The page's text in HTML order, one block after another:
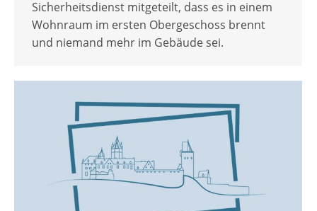
Sicherheitsdienst mitgeteilt, dass es in einem
Wohnraum im ersten Obergeschoss brennt
und niemand mehr im Gebäude sei.